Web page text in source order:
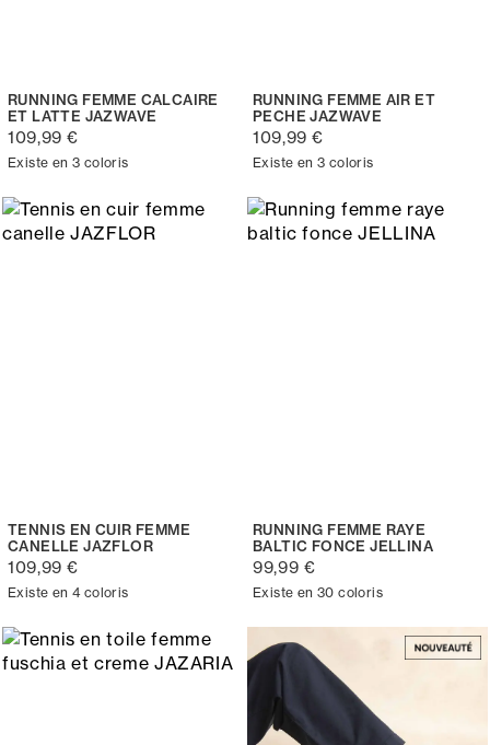
RUNNING FEMME CALCAIRE
ET LATTE JAZWAVE
109,99 €
Existe en 3 coloris
RUNNING FEMME AIR ET
PECHE JAZWAVE
109,99 €
Existe en 3 coloris
TENNIS EN CUIR FEMME
CANELLE JAZFLOR
109,99 €
Existe en 4 coloris
RUNNING FEMME RAYE
BALTIC FONCE JELLINA
99,99 €
Existe en 30 coloris